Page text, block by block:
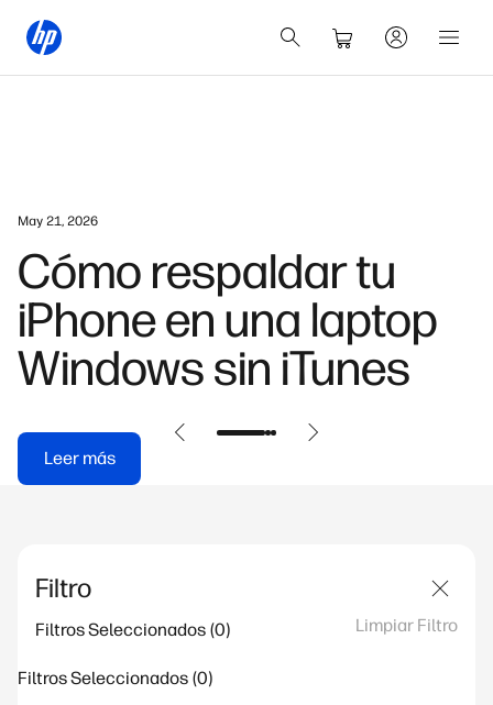
May 25, 2026
Soluciones Web-to-
Print: guía de HP para
empresas
Leer más
Filtro
Filtros Seleccionados Limpiar Filtro
Filtros Seleccionados